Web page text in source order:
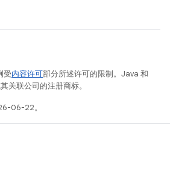
受内容许可部分所述许可的限制。Java 和
关联公司的注册商标。
06-22。